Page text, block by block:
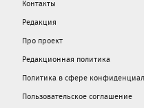
Контакты
Редакция
Про проект
Редакционная политика
Политика в сфере
Пользовательское соглашение